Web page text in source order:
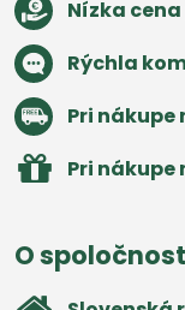
Nízka
Rýchla
Pri
Pri nákupe
O